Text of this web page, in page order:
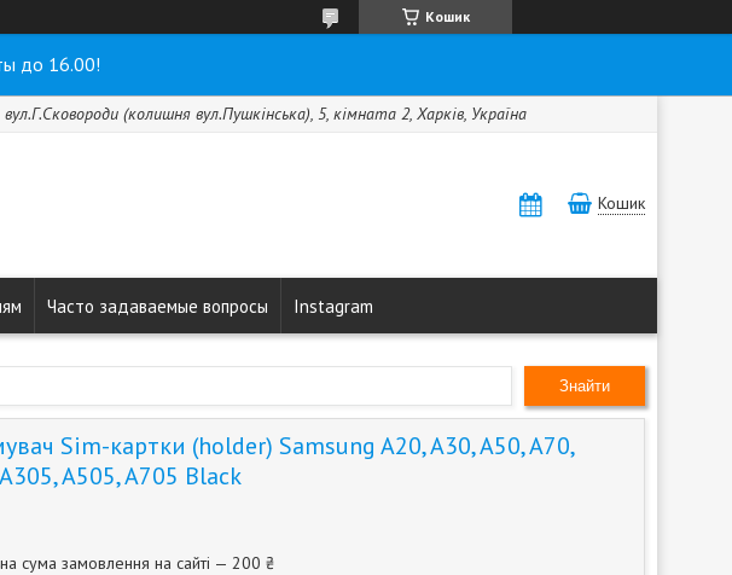
Кошик
до 16.00!
вул.Г.Сковороди (колишня вул.Пушкінська), 5, кімната 2, Харків, Україна
Кошик
Часто задаваемые вопросы Instagram
Знайти
Sim-картки (holder) Samsung A20, A30, A50, A70,
A505, A705 Black
сума замовлення на сайті — 200 ₴